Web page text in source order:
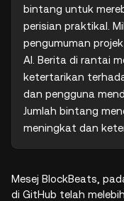
bintang untuk
perisian praktikal.
pengumuman
AI. Berita di rantai
ketertarikan
dan pengguna
Jumlah bintang
meningkat dan
Mesej BlockBeats,
di GitHub telah